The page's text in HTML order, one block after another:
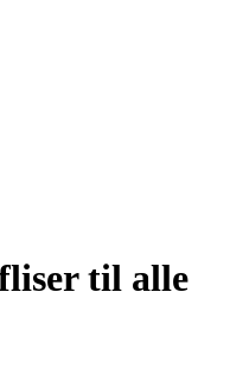
til alle